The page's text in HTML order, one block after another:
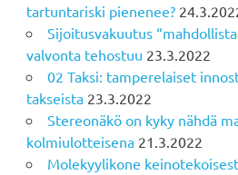
tartuntariski pienenee?
Sijoitusvakuutus
valvonta tehostuu 23.3.2022
02 Taksi: tamperelaiset
takseista 23.3.2022
Stereonäkö on kyky nähdä
kolmiulotteisena 21.3.2022
Molekyylikone